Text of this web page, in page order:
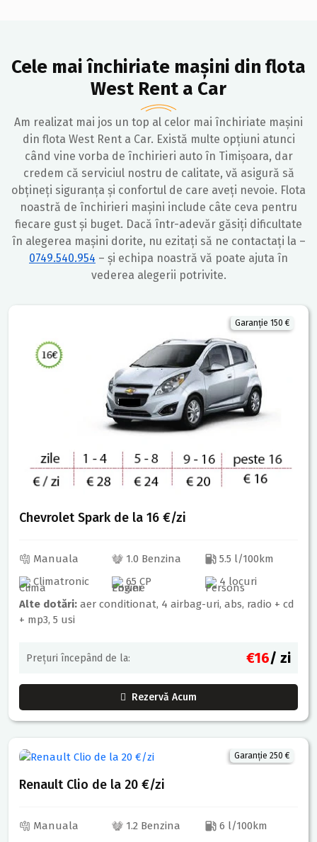
Cele mai închiriate mașini din flota
West Rent a Car
Am realizat mai jos un top al celor mai închiriate mașini
din flota West Rent a Car. Există multe opțiuni atunci
când vine vorba de închirieri auto în Timișoara, dar
credem că serviciul nostru de calitate, vă asigură să
obțineți siguranța și confortul de care aveți nevoie. Flota
noastră de închirieri mașini include câte ceva pentru
fiecare gust și buget. Dacă într-adevăr găsiți dificultate
în alegerea mașini dorite, nu ezitați să ne contactați la –
0749.540.954 – și echipa noastră vă poate ajuta în
vederea alegerii potrivite.
Garanție 150 €
Chevrolet Spark de la 16 €/zi
Manuala 1.0 Benzina
5.5 l/100km
Climatronic
65 CP
4 locuri
Alte dotări: aer conditionat, 4 airbag-uri, abs, radio + cd
+ mp3, 5 usi
Prețuri începând de la: €16/ zi
Rezervă Acum
Garanție 250 €
Renault Clio de la 20 €/zi
Manuala 1.2 Benzina 6 l/100km